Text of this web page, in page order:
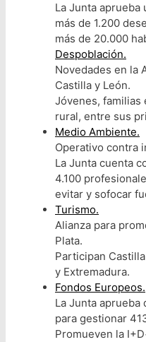
La Junta aprueba
más de 1.200
más de 20.000
Despoblación.
Novedades en la
Castilla y León.
Jóvenes, familias
rural, entre sus
Medio Ambiente.
Operativo contra
La Junta cuenta
4.100
evitar y sofocar
Turismo.
Alianza para
Plata.
Participan
y Extremadura.
Fondos Europeos.
La Junta
para gestionar
Promueven la